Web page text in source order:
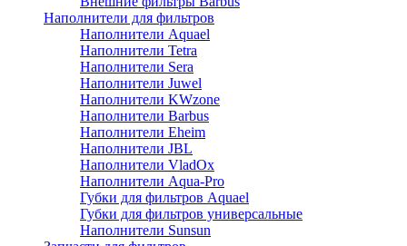
Наполнители для фильтров
Наполнители Aquael
Наполнители Tetra
Наполнители Sera
Наполнители Juwel
Наполнители KWzone
Наполнители Barbus
Наполнители Eheim
Наполнители JBL
Наполнители VladOx
Наполнители Aqua-Pro
Губки для фильтров Aquael
Губки для фильтров универсальные
Наполнители Sunsun